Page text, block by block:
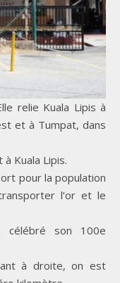
relie Kuala Lipis à
et à Tumpat, dans
Kuala Lipis.
pour la population
l’or et le
célébré son 100e
à droite, on est